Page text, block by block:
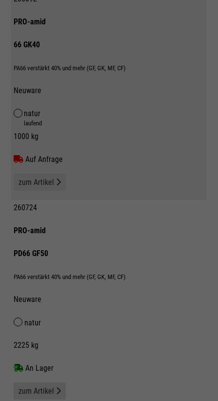
PRO-amid
66 GK40
PA66 verstärkt 40% und mehr (GF, GK, MF, CF)
Neuware
natur
laufend
1000 kg
Auf Anfrage
zum Artikel
260724
PRO-amid
PD66 GF50
PA66 verstärkt 40% und mehr (GF, GK, MF, CF)
Neuware
natur
2225 kg
An Lager
zum Artikel